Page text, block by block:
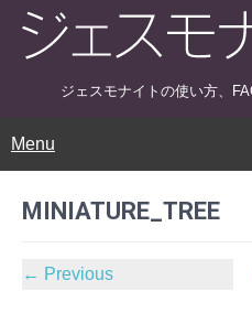
ジェスモナイトの使い方、
Menu
MINIATURE_TREE
← Previous